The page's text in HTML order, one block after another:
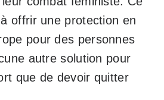
offrir une protection en
pour des personnes
autre solution pour
que de devoir quitter